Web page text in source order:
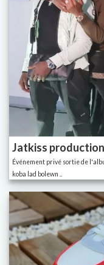
Jatkiss production
Événement privé sortie de
koba lad bolewn ..